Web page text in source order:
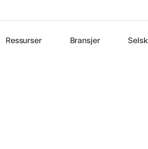
Ressurser Bransjer